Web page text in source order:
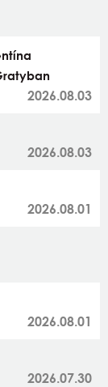
2026.08.03
2026.08.03
2026.08.01
2026.08.01
2026.07.30